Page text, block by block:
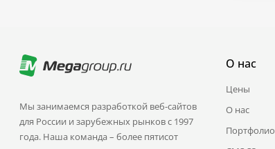
Мы занимаемся разработкой веб-сайтов
для России и зарубежных рынков с 1997
года. Наша команда – более пятисот
О нас
Цены
О нас
Портфолио